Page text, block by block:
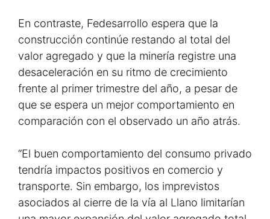
En contraste, Fedesarrollo espera que la
construcción continúe restando al total del
valor agregado y que la minería registre una
desaceleración en su ritmo de crecimiento
frente al primer trimestre del año, a pesar de
que se espera un mejor comportamiento en
comparación con el observado un año atrás.
“El buen comportamiento del consumo privado
tendría impactos positivos en comercio y
transporte. Sin embargo, los imprevistos
asociados al cierre de la vía al Llano limitarían